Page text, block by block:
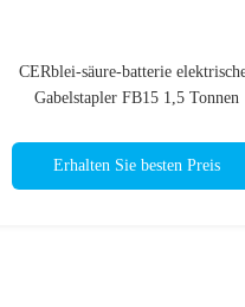
CERblei-säure-batterie
Gabelstapler FB15 1,5 Tonnen
Erhalten Sie besten Preis